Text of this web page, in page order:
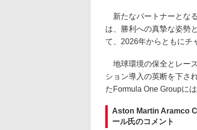
新たなパートナーとな
は、勝利への真摯な姿勢
て、2026年からともにチ
地球環境の保全とレー
ション導入の英断を下さ
たFormula One Groupに
Aston Martin Aramco
ール氏のコメント